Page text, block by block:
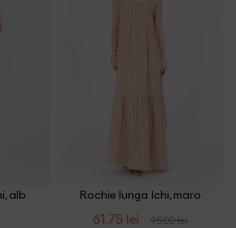
alb Rochie lunga Ichi, maro
61.75 lei 95.00 lei